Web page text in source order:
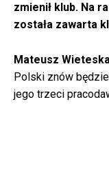
zmienił klub. Na
została zawarta
Mateusz
Polski znów
jego trzeci